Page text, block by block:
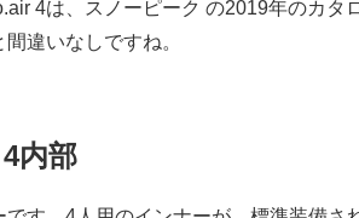
4は、スノーピーク の2019年のカタ
違いなしですね。
内部